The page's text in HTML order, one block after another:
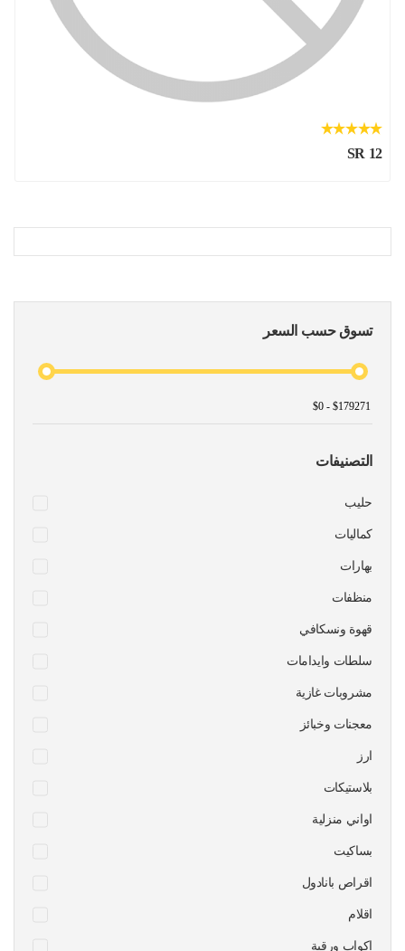
تسوق حسب السعر
التصنيفات
حليب
كماليات
بهارات
منظفات
قهوة ونسكافي
سلطات وايدامات
مشروبات غازية
معجنات وخبائز
ارز
بلاستيكات
اواني منزلية
بساكيت
اقراص بانادول
اقلام
اكواب ورقية
SR 12